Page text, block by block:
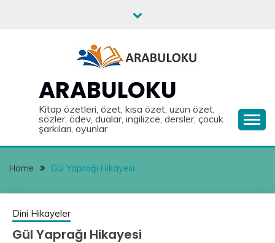
ARABULOKU
Kitap özetleri, özet, kısa özet, uzun özet,
sözler, ödev, dualar, ingilizce, dersler, çocuk
şarkıları, oyunlar
Home Gül Yaprağı Hikayesi
Dini Hikayeler
Gül Yaprağı Hikayesi